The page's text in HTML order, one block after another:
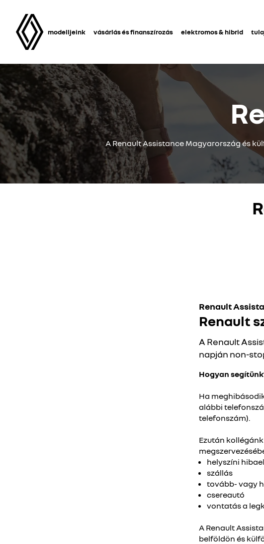
modelljeink vásárlás és finanszírozás elektromos & hibrid
A Renault Assistance Magyarország és
Renault
Renault
A Renault
napján non-
Hogyan
Ha
alábbi
telefonszám).
Ezután
helyszíni
szállás
tovább- vagy
csereautó
vontatás a
A Renault
belföldön és